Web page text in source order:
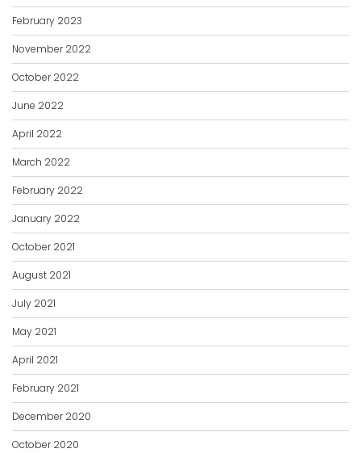
February 2023
November 2022
October 2022
June 2022
April 2022
March 2022
February 2022
January 2022
October 2021
August 2021
July 2021
May 2021
April 2021
February 2021
December 2020
October 2020